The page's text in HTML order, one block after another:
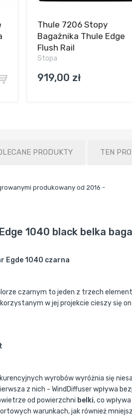
Thule 7206 Stopy
Bagażnika Thule Edge
Flush Rail
Stopa
919,00 zł
PRODUKTY TEN
produkowany od 2016 -
1040 black belka
Egde 1040 czarna
czarnym to jeden z trzech
w jej projekcie cieszy się
wyrobów wyróżnia się
z nich - WindDiffuser wpływa
od powierzchni belki, co
warunkach, jak również